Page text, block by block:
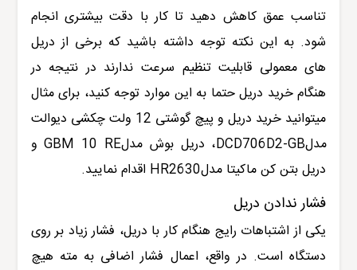
تناسب عمق کاهش دهید تا کار با دقت بیشتری انجام
شود. به این نکته توجه داشته باشید که برخی از دریل
های معمولی قابلیت تنظیم سرعت ندارند در نتیجه در
هنگام خرید دریل حتما به این موارد توجه کنید، برای مثال
میتوانید خرید
دریل و پیچ گوشتی 12 ولت چکشی دیوالت
مدلDCD706D2-GB، دریل بوش مدلGBM 10 REو
دریل بتن کن ماکیتا مدلHR2630 اقدام نمایید.
فشار ندادن دریل
یکی از اشتباهات رایج هنگام کار با دریل، فشار زیاد بر روی
دستگاه است. در واقع، اعمال فشار اضافی به مته هیچ